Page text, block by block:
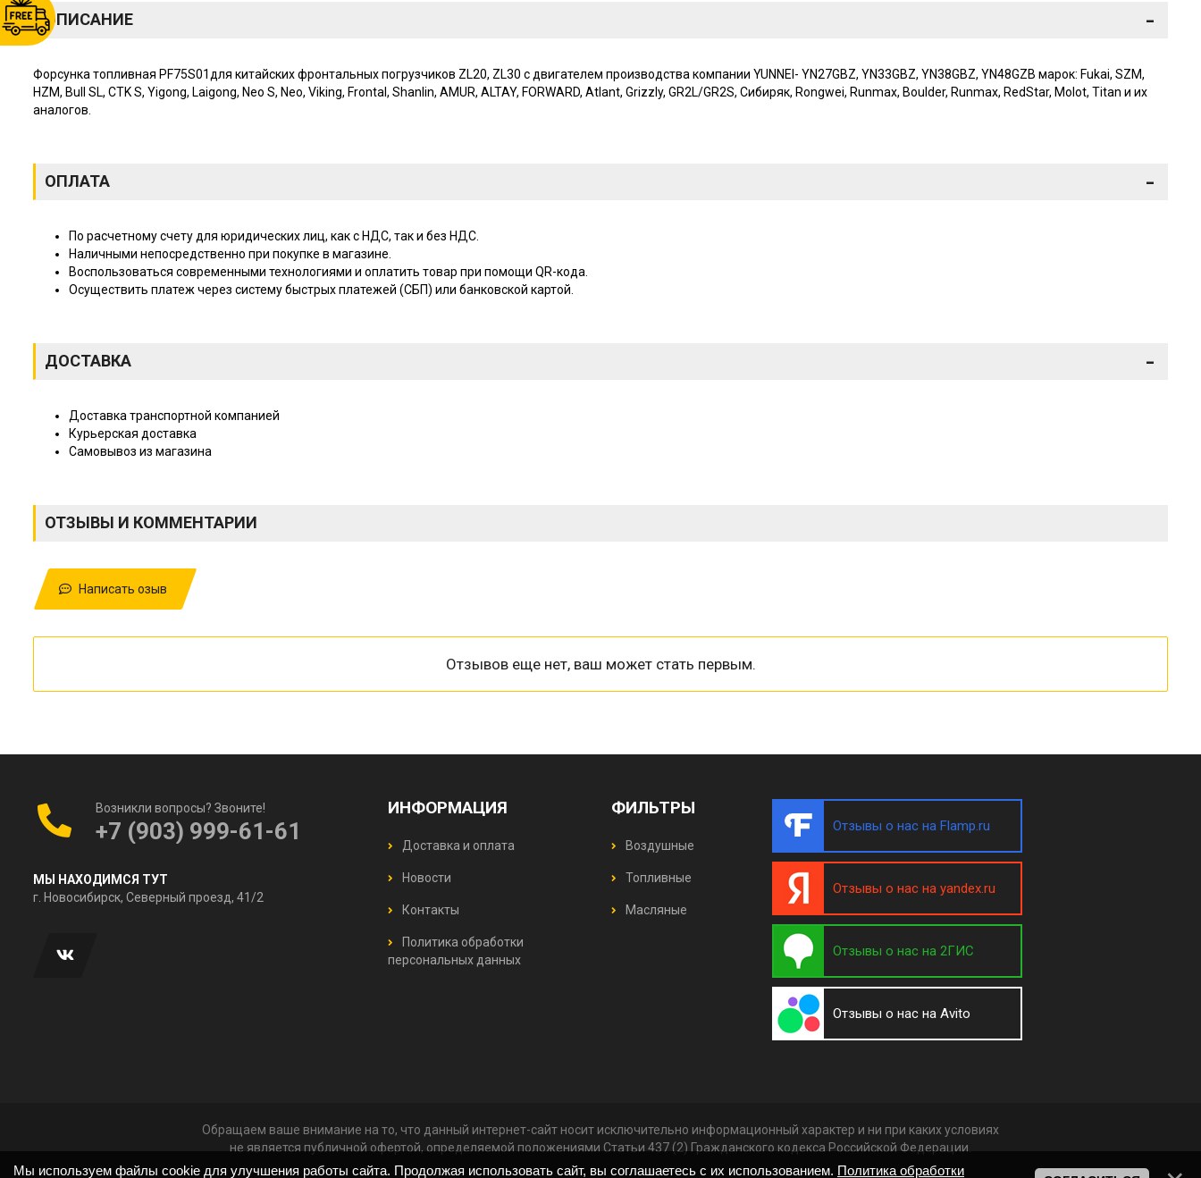
ОПИСАНИЕ -
Форсунка топливная PF75S01для китайских фронтальных погрузчиков ZL20, ZL30 с двигателем производства компании YUNNEI- YN27GBZ, YN33GBZ, YN38GBZ, YN48GZB марок: Fukai, SZM,
HZM, Bull SL, CTK S, Yigong, Laigong, Neo S, Neo, Viking, Frontal, Shanlin, AMUR, ALTAY, FORWARD, Atlant, Grizzly, GR2L/GR2S, Сибиряк, Rongwei, Runmax, Boulder, Runmax, RedStar, Molot, Titan и их
аналогов.
ОПЛАТА -
По расчетному счету для юридических лиц, как с НДС, так и без НДС.
Наличными непосредственно при покупке в магазине.
Воспользоваться современными технологиями и оплатить товар при помощи QR-кода.
Осуществить платеж через систему быстрых платежей (СБП) или банковской картой.
ДОСТАВКА -
Доставка транспортной компанией
Курьерская доставка
Самовывоз из магазина
ОТЗЫВЫ И КОММЕНТАРИИ
Написать озыв
Отзывов еще нет, ваш может стать первым.
Возникли вопросы? Звоните!
+7 (903) 999-61-61
МЫ НАХОДИМСЯ ТУТ
г. Новосибирск, Северный проезд, 41/2
ИНФОРМАЦИЯ
Доставка и оплата
Новости
Контакты
Политика обработки
персональных данных
ФИЛЬТРЫ
Воздушные
Топливные
Масляные
Отзывы о нас на Flamp.ru
Отзывы о нас на yandex.ru
Отзывы о нас на 2ГИС
Отзывы о нас на Avito
Обращаем ваше внимание на то, что данный интернет-сайт носит исключительно информационный характер и ни при каких условиях
не является публичной офертой, определяемой положениями Статьи 437 (2) Гражданского кодекса Российской Федерации.
Мы используем файлы cookie для улучшения работы сайта. Продолжая использовать сайт, вы соглашаетесь с их использованием. Политика обработки